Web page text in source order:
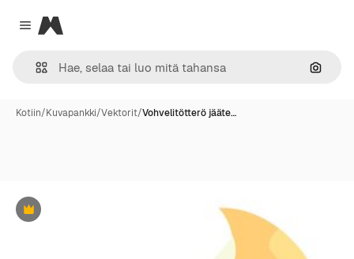
Close menu
Magnific
Hae
Kotiin/Kuvapankki/Vektorit/Vohvelitötterö jääte…
Premium